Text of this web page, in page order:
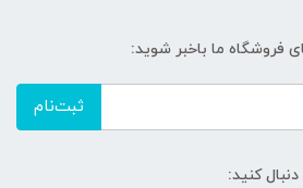
فروشگاه ما باخبر شوید:
ثبت‌نام
کنید: